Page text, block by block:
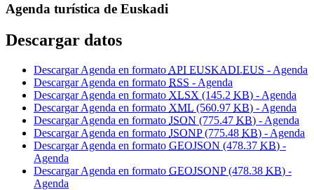
Agenda turística de Euskadi
Descargar datos
Descargar Agenda en formato API EUSKADI.EUS - Agenda
Descargar Agenda en formato RSS - Agenda
Descargar Agenda en formato XLSX (145.2 KB) - Agenda
Descargar Agenda en formato XML (560.97 KB) - Agenda
Descargar Agenda en formato JSON (775.47 KB) - Agenda
Descargar Agenda en formato JSONP (775.48 KB) - Agenda
Descargar Agenda en formato GEOJSON (478.37 KB) -
Agenda
Descargar Agenda en formato GEOJSONP (478.38 KB) -
Agenda